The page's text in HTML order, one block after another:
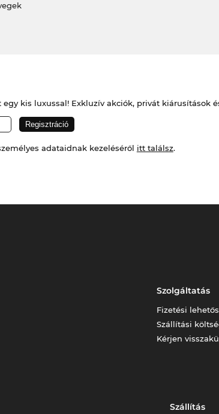
kis luxussal! Exkluzív akciók, privát kiárusítások
adataidnak kezeléséről itt találsz.
Szolgáltatás
Fizetési
Szállítási
Kérjen
Szállítás